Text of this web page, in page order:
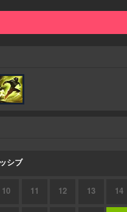
シブ
10 11 12 13 14